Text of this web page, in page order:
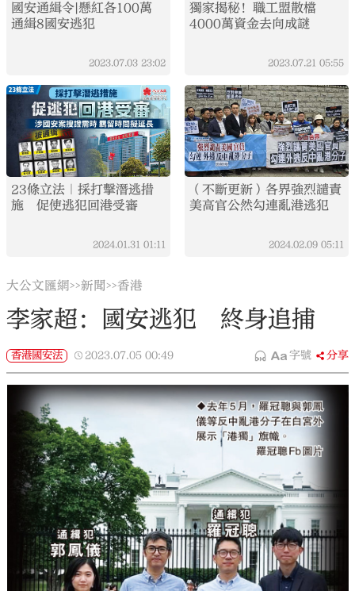
國安通緝令|懸紅各100萬
通緝8國安逃犯
2023.07.03 23:02
獨家揭秘！職工盟散檔
4000萬資金去向成謎
2023.07.21 05:55
23條立法｜採打擊潛逃措
施 促使逃犯回港受審
2024.01.31 01:11
（不斷更新）各界強烈譴責
美高官公然勾連亂港逃犯
2024.02.09 05:11
大公文匯網>>新聞>>香港
李家超：國安逃犯 終身追捕
香港國安法 2023.07.05 00:49 字號 分享